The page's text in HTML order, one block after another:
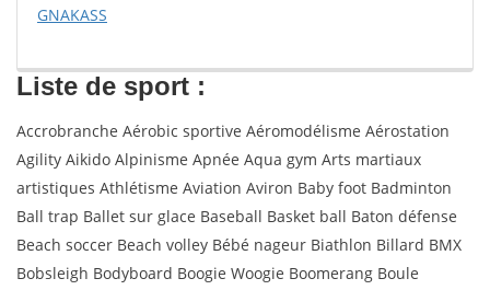
GNAKASS
Liste de sport :
Accrobranche Aérobic sportive Aéromodélisme Aérostation
Agility Aikido Alpinisme Apnée Aqua gym Arts martiaux
artistiques Athlétisme Aviation Aviron Baby foot Badminton
Ball trap Ballet sur glace Baseball Basket ball Baton défense
Beach soccer Beach volley Bébé nageur Biathlon Billard BMX
Bobsleigh Bodyboard Boogie Woogie Boomerang Boule